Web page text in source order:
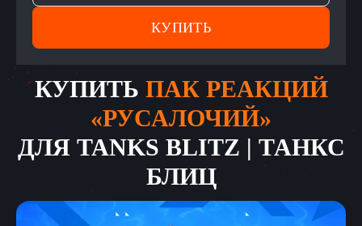
КУПИТЬ
КУПИТЬ ПАК РЕАКЦИЙ
«РУСАЛОЧИЙ»
ДЛЯ TANKS BLITZ | ТАНКС
БЛИЦ